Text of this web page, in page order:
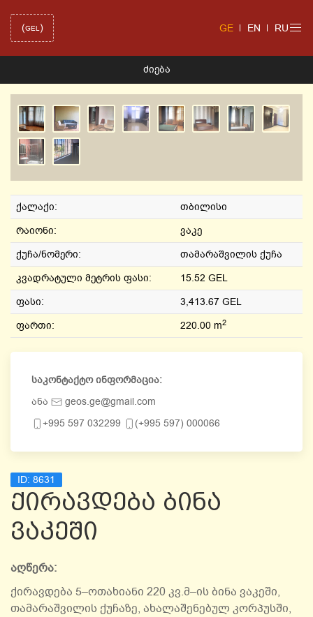
(GEL ) GE EN RU
ᲫᲘᲔᲑᲐ
ქალაქი:
თბილისი
რაიონი:
ვაკე
ქუჩა/ნომერი:
თამარაშვილის ქუჩა
კვადრატული მეტრის ფასი:
15.52 GEL
ფასი:
3,413.67 GEL
ფართი:
220.00 m2
საკონტაქტო ინფორმაცია:
ანა
geos.ge@gmail.com
+995 597 032299
(+995 597) 000066
ID: 8631
ქირავდება ბინა
ვაკეში
აღწერა:
ქირავდება 5–ოთახიანი 220 კვ.მ–ის ბინა ვაკეში,
თამარაშვილის ქუჩაზე, ახალაშენებულ კორპუსში,